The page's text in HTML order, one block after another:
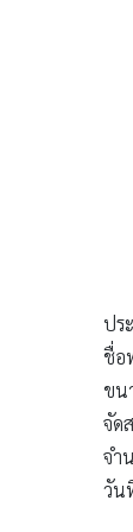
ปร
ชื่อ
ขน
จัด
จำ
วัน